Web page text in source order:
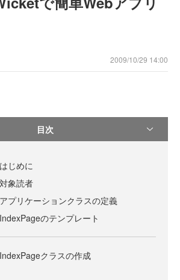
2009/10/29 14:00
目次
はじめに
対象読者
アプリケーションクラスの定義
IndexPageのテンプレート
IndexPageクラスの作成